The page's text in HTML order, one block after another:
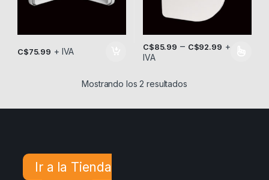
C$75.99 + IVA C$85.99 – C$92.99 +
IVA
Este producto tiene múltiples
Mostrando los 2 resultados
Ir a la Tienda